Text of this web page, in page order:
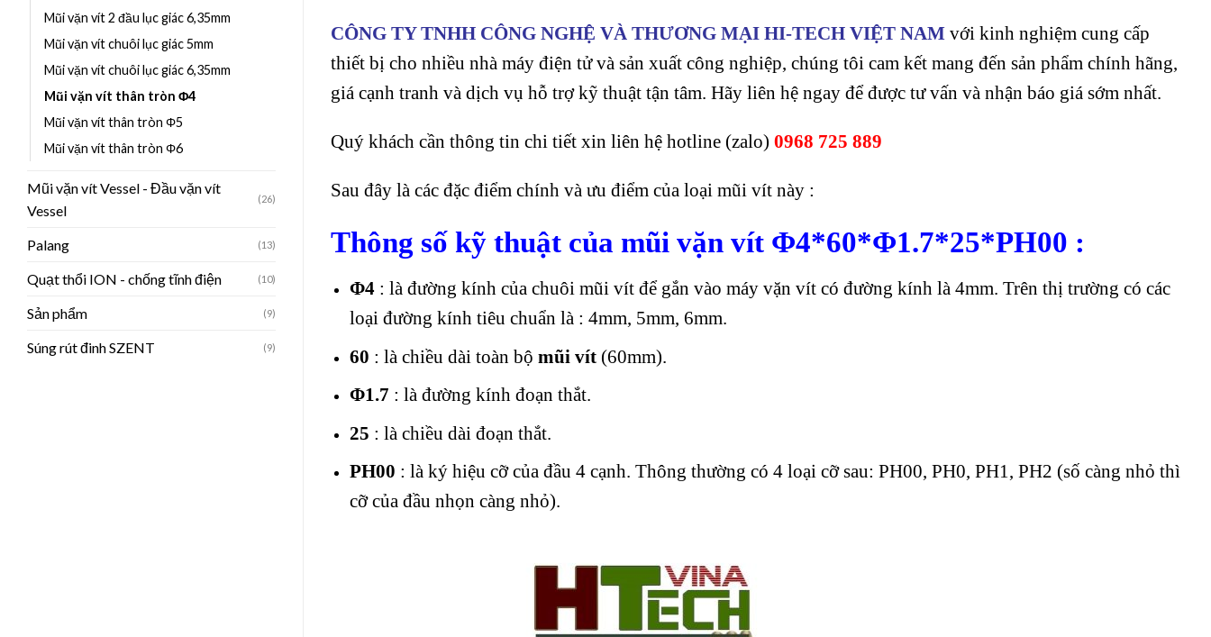
Mũi vặn vít 2 đầu lục giác 6,35mm
Mũi vặn vít chuôi lục giác 5mm
Mũi vặn vít chuôi lục giác 6,35mm
Mũi vặn vít thân tròn Φ4
Mũi vặn vít thân tròn Φ5
Mũi vặn vít thân tròn Φ6
Mũi vặn vít Vessel - Đầu vặn vít
Vessel
(26)
Palang (13)
Quạt thổi ION - chống tĩnh điện (10)
Sản phẩm (9)
Súng rút đinh SZENT (9)
CÔNG TY TNHH CÔNG NGHỆ VÀ THƯƠNG MẠI HI-TECH VIỆT NAM với kinh nghiệm cung cấp
thiết bị cho nhiều nhà máy điện tử và sản xuất công nghiệp, chúng tôi cam kết mang đến sản phẩm chính hãng,
giá cạnh tranh và dịch vụ hỗ trợ kỹ thuật tận tâm. Hãy liên hệ ngay để được tư vấn và nhận báo giá sớm nhất.
Quý khách cần thông tin chi tiết xin liên hệ hotline (zalo) 0968 725 889
Sau đây là các đặc điểm chính và ưu điểm của loại mũi vít này :
Thông số kỹ thuật của mũi vặn vít Φ4*60*Φ1.7*25*PH00 :
Φ4: là đường kính của chuôi mũi vít để gắn vào máy vặn vít có đường kính là 4mm. Trên thị trường có các
loại đường kính tiêu chuẩn là : 4mm, 5mm, 6mm.
60 : là chiều dài toàn bộ mũi vít(60mm).
Φ1.7 : là đường kính đoạn thắt.
25 : là chiều dài đoạn thắt.
PH00 : là ký hiệu cỡ của đầu 4 cạnh. Thông thường có 4 loại cỡ sau: PH00, PH0, PH1, PH2 (số càng nhỏ thì
cỡ của đầu nhọn càng nhỏ).